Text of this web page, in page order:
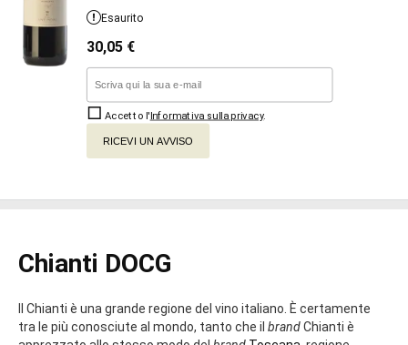
Esaurito
30,05 €
Accetto l'Informativa sulla privacy.
RICEVI UN AVVISO
Chianti DOCG
Il Chianti è una grande regione del vino italiano. È certamente
tra le più conosciute al mondo, tanto che il brandChianti è